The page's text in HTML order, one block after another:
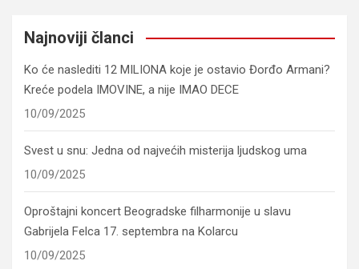
Najnoviji članci
Ko će naslediti 12 MILIONA koje je ostavio Đorđo Armani?
Kreće podela IMOVINE, a nije IMAO DECE
10/09/2025
Svest u snu: Jedna od najvećih misterija ljudskog uma
10/09/2025
Oproštajni koncert Beogradske filharmonije u slavu
Gabrijela Felca 17. septembra na Kolarcu
10/09/2025